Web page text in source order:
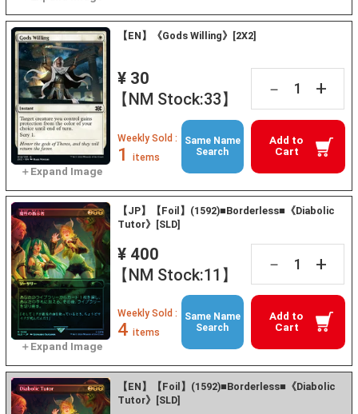
【EN】《Gods Willing》[2X2]
¥ 30
【NM Stock:33】
－ +
Add to
Cart
Weekly Sold :
1 items
Same Name
Search
【JP】【Foil】(1592)■Borderless■《Diabolic
Tutor》[SLD]
¥ 400
【NM Stock:11】
－ +
Add to
Cart
Weekly Sold :
4 items
Same Name
Search
【EN】【Foil】(1592)■Borderless■《Diabolic
Tutor》[SLD]